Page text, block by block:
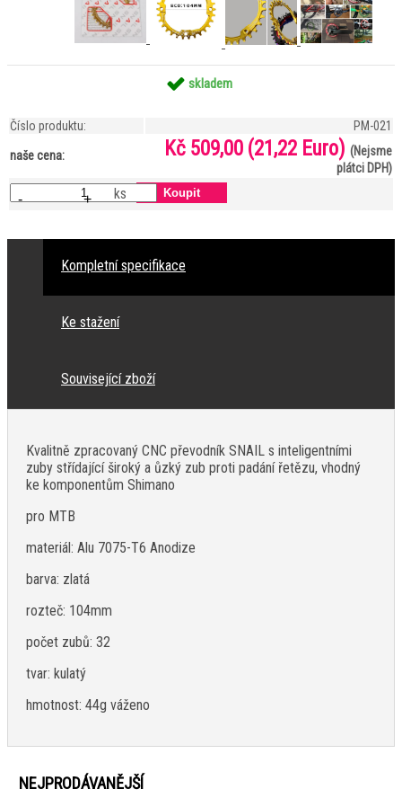
skladem
Číslo produktu: PM-021
naše cena: Kč 509,00 (21,22 Euro) (Nejsme
plátci DPH)
- + ks
Kompletní specifikace
Ke stažení
Související zboží
Kvalitně zpracovaný CNC převodník SNAIL s inteligentními
zuby střídající široký a ůzký zub proti padání řetězu, vhodný
ke komponentům Shimano
pro MTB
materiál: Alu 7075-T6 Anodize
barva: zlatá
rozteč: 104mm
počet zubů: 32
tvar: kulatý
hmotnost: 44g váženo
NEJPRODÁVANĚJŠÍ